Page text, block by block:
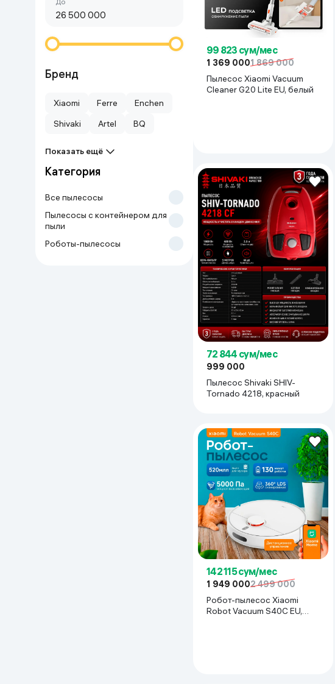
Спортивные товары
Строительство и ремонт
Очки виртуальной реальности
Умные очки
Бренд
Xiaomi Ferre
Enchen
Shivaki
Artel BQ
Показать ещё
Категория
Все пылесосы
Пылесосы с контейнером для
пыли
Роботы-пылесосы
99 823 сум/мес
1 369 0001 869 000
Пылесос Xiaomi Vacuum
Cleaner G20 Lite EU, белый
72 844 сум/мес
999 000
Пылесос Shivaki SHIV-
Tornado 4218, красный
142 115 сум/мес
1 949 0002 499 000
Робот-пылесос Xiaomi
Robot Vacuum S40C EU,